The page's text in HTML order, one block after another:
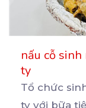
nấu cỗ
ty
Tổ chức
ty với bữa